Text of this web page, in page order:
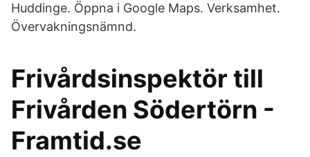
Huddinge. Öppna i Google Maps. Verksamhet.
Övervakningsnämnd.
Frivårdsinspektör till
Frivården Södertörn -
Framtid.se